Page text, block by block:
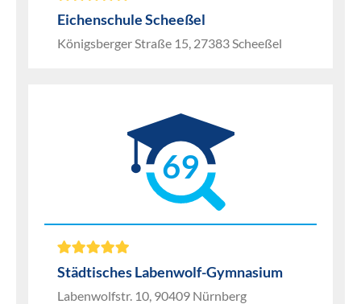
Eichenschule Scheeßel
Königsberger Straße 15, 27383 Scheeßel
69
Städtisches Labenwolf-Gymnasium
Labenwolfstr. 10, 90409 Nürnberg